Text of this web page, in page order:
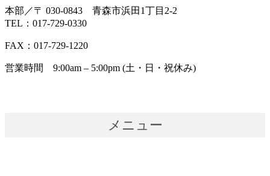
本部／〒 030-0843 青森市浜田1丁目2-2
TEL：017-729-0330
FAX：017-729-1220
営業時間 9:00am – 5:00pm (土・日・祝休み)
メニュー